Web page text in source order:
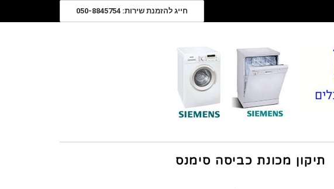
חייג להזמנת שירות: 050-8845754
תיקון מכונת כביסה סימנס